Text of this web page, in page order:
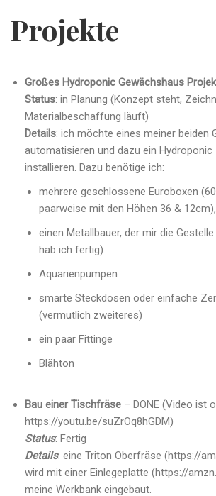
Projekte
Großes Hydroponic Gewächshaus
Status: in Planung (Konzept steht,
Materialbeschaffung läuft)
Details: ich möchte eines meiner beiden
automatisieren und dazu ein Hydroponic
installieren. Dazu benötige ich:
mehrere geschlossene Euroboxen
paarweise mit den Höhen 36 & 12cm),
einen Metallbauer, der mir die
hab ich fertig)
Aquarienpumpen
smarte Steckdosen oder einfache
(vermutlich zweiteres)
ein paar Fittinge
Blähton
Bau einer Tischfräse – DONE (Video ist
https://youtu.be/suZrOq8hGDM)
Status: Fertig
Details: eine Triton Oberfräse (https://
wird mit einer Einlegeplatte (https://
meine Werkbank eingebaut.